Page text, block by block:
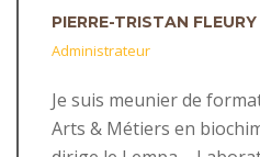
PIERRE-TRISTAN FLEURY
Administrateur
Je suis meunier de
Arts & Métiers en